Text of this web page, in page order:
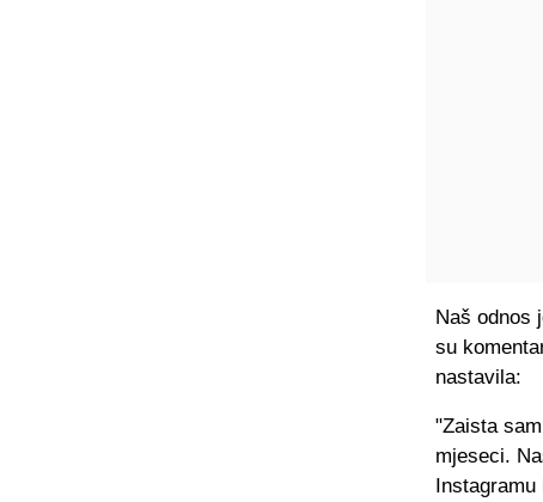
Naš odnos
su
nastavila:
"Zaista
mjeseci.